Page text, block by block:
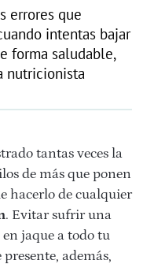
errores que
intentas bajar
forma saludable,
nutricionista
tantas veces la
de más que ponen
hacerlo de cualquier
. Evitar sufrir una
jaque a todo tu
además,